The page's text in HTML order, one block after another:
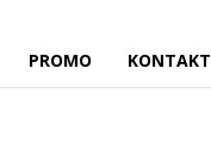
PROMO KONTAKT